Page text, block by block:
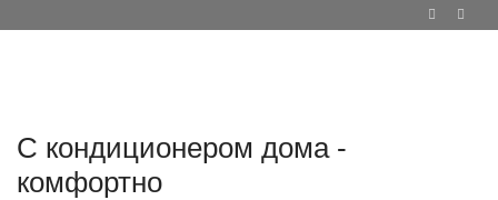
С кондиционером дома -
комфортно